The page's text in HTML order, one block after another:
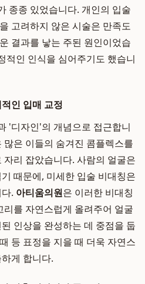
종종 있었습니다. 개인의 입술
고려하지 않은 시술은 만족도
결과를 낳는 주된 원인이었습
적인 인식을 심어주기도 했습니
인 입매 교정
'디자인'의 개념으로 접근합니
많은 이들의 숨겨진 콤플렉스를
리 잡았습니다. 사람의 얼굴은
때문에, 미세한 입술 비대칭은
. 아티움의원은 이러한 비대칭
를 자연스럽게 올려주어 얼굴
인상을 완성하는 데 중점을 둡
등 표정을 지을 때 더욱 자연스
게 합니다.